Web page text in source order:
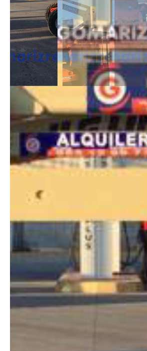
DESCRIPCIÓN
Las Articuladas Diésel son muy útil para trabajos
capaces de moverse en casi cualquier terreno y
un desnivel notable. Capaces de alcanzar
DIMENSIONES
Altura plataforma:13.72 m
15.72 m
Alcance lateral: 7.47 m
Altura almacenaje:
6.53 m
Anchura:1.98 m